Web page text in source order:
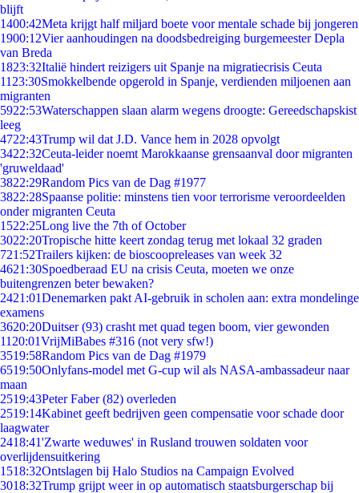
blijft
1400:42Meta krijgt half miljard boete voor mentale schade bij jongeren
1900:12Vier aanhoudingen na doodsbedreiging burgemeester Depla
van Breda
1823:32Italië hindert reizigers uit Spanje na migratiecrisis Ceuta
11 23:30Smokkelbende opgerold in Spanje, verdienden miljoenen aan
migranten
5922:53Waterschappen slaan alarm wegens droogte: Gereedschapskist
leeg
4722:43Trump wil dat J.D. Vance hem in 2028 opvolgt
3422:32Ceuta-leider noemt Marokkaanse grensaanval door migranten
'gruweldaad'
3822:29Random Pics van de Dag #1977
3822:28Spaanse politie: minstens tien voor terrorisme veroordeelden
onder migranten Ceuta
1522:25Long live the 7th of October
3022:20Tropische hitte keert zondag terug met lokaal 32 graden
721:52Trailers kijken: de bioscoopreleases van week 32
4621:30Spoedberaad EU na crisis Ceuta, moeten we onze
buitengrenzen beter bewaken?
2421:01Denemarken pakt AI-gebruik in scholen aan: extra mondelinge
examens
3620:20Duitser (93) crasht met quad tegen boom, vier gewonden
11 20:01VrijMiBabes #316 (not very sfw!)
3519:58Random Pics van de Dag #1979
6519:50Onlyfans-model met G-cup wil als NASA-ambassadeur naar
maan
2519:43Peter Faber (82) overleden
2519:14Kabinet geeft bedrijven geen compensatie voor schade door
laagwater
2418:41'Zwarte weduwes' in Rusland trouwen soldaten voor
overlijdensuitkering
1518:32Ontslagen bij Halo Studios na Campaign Evolved
3018:32Trump grijpt weer in op automatisch staatsburgerschap bij